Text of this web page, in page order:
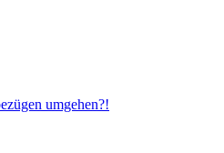
umgehen?!